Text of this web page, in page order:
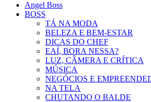
Angel Boss
BOSS
TÁ NA MODA
BELEZA E BEM-ESTAR
DICAS DO CHEF
EAÍ, BORA NESSA?
LUZ, CÂMERA E CRÍTICA
MÚSICA
NEGÓCIOS E
NA TELA
CHUTANDO O BALDE